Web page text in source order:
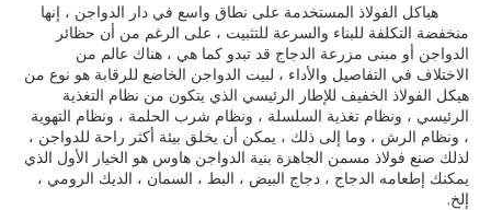
هياكل الفولاذ المستخدمة على نطاق واسع في دار الدواجن ، إنها
منخفضة التكلفة للبناء والسرعة للتثبيت ، على الرغم من أن حظائر
الدواجن أو مبنى مزرعة الدجاج قد تبدو كما هي ، هناك عالم من
الاختلاف في التفاصيل والأداء ، لبيت الدواجن الخاضع للرقابة هو نوع من
هيكل الفولاذ الخفيف للإطار الرئيسي الذي يتكون من نظام التغذية
الرئيسي ، ونظام تغذية السلسلة ، ونظام شرب الحلمة ، ونظام التهوية
، ونظام الرش ، وما إلى ذلك ، يمكن أن يخلق بيئة أكثر راحة للدواجن ،
لذلك صنع فولاذ مسمن الجاهزة بنية الدواجن هاوس هو الخيار الأول الذي
يمكنك إطعامه الدجاج ، دجاج البيض ، البط ، السمان ، الديك الرومي ،
إلخ.